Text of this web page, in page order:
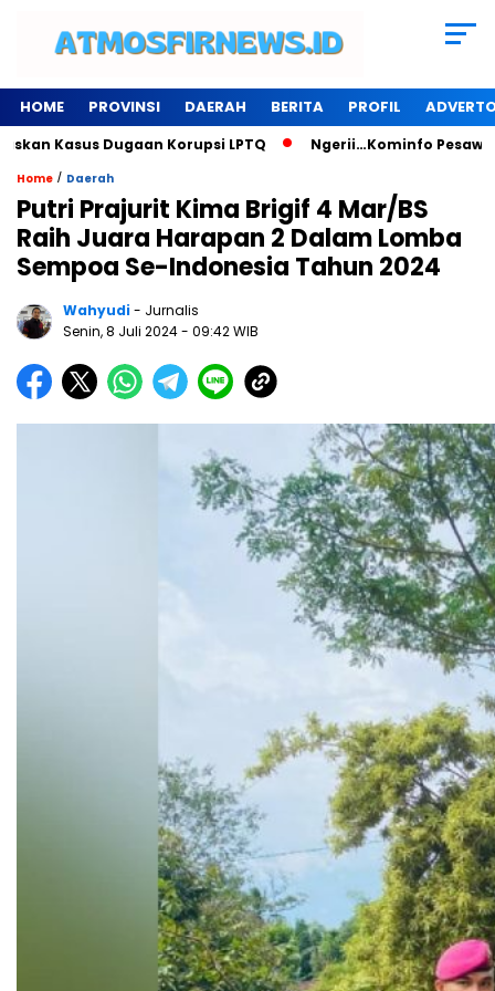
HOME PROVINSI DAERAH BERITA PROFIL
Dugaan Korupsi LPTQ Ngerii…Kominfo Pesawaran
Home / Daerah
Putri Prajurit Kima Brigif 4 Mar/BS
Raih Juara Harapan 2 Dalam Lomba
Sempoa Se-Indonesia Tahun 2024
Wahyudi- Jurnalis
Senin, 8 Juli 2024- 09:42 WIB